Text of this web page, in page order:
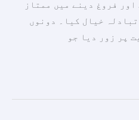
اور فروغ دینے میں ممتاز
خیال کیا۔ دونوں
پر زور دیا جو